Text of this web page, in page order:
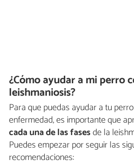
¿Cómo ayudar a mi perro
leishmaniosis?
Para que puedas ayudar a tu
enfermedad, es importante que
cada una de las fasesde la
Puedes empezar por seguir las
recomendaciones: